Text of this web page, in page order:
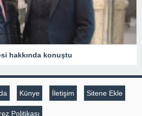
hakkında konuştu
Künye İletişim Sitene Ekle
Politikası